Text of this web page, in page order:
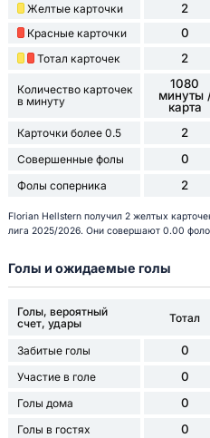
Желтые карточки 2
Красные карточки 0
Тотал карточек 2
Количество карточек
в минуту
1080
минуты
карта
Карточки более 0.5 2
Совершенные фолы 0
Фолы соперника 2
Florian Hellstern получил 2 желтых
лига 2025/2026. Они совершают 0.00
Голы и ожидаемые голы
Голы, вероятный
счет, удары
Тотал
Забитые голы 0
Участие в голе 0
Голы дома 0
Голы в гостях 0